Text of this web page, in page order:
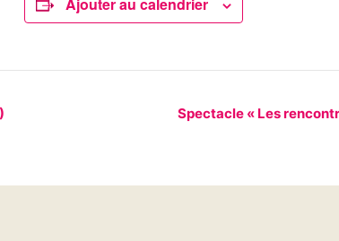
Spectacle « Les